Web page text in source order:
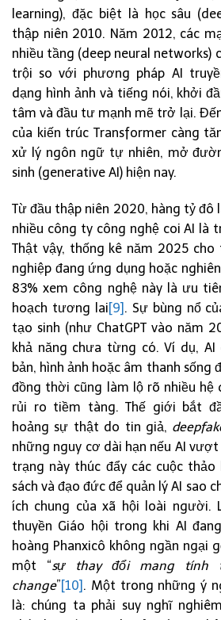
learning), đặc biệt là học sâu
thập niên 2010. Năm 2012, các
nhiều tầng (deep neural
trội so với phương pháp AI
dạng hình ảnh và tiếng nói, khởi
tâm và đầu tư mạnh mẽ trở lại.
của kiến trúc Transformer càng
xử lý ngôn ngữ tự nhiên, mở
sinh (generative AI) hiện nay.
Từ đầu thập niên 2020, hàng tỷ đô
nhiều công ty công nghệ coi AI là
Thật vậy, thống kê năm 2025 cho
nghiệp đang ứng dụng hoặc
83% xem công nghệ này là ưu
hoạch tương lai[9] . Sự bùng nổ
tạo sinh (như ChatGPT vào năm
khả năng chưa từng có. Ví dụ,
bản, hình ảnh hoặc âm thanh sống
đồng thời cũng làm lộ rõ nhiều hệ
rủi ro tiềm tàng. Thế giới bắt
hoảng sự thật do tin giả,
những nguy cơ dài hạn nếu AI
trạng này thúc đẩy các cuộc thảo
sách và đạo đức để quản lý AI sao
ích chung của xã hội loài người.
thuyền Giáo hội trong khi AI
hoàng Phanxicô không ngần ngại
một “sự thay đổi mang tính
change”[10] . Một trong những ý
là: chúng ta phải suy nghĩ